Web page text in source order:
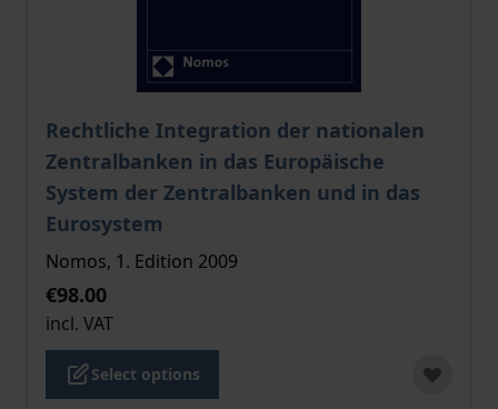
Rechtliche Integration der nationalen
Zentralbanken in das Europäische
System der Zentralbanken und in das
Eurosystem
The price depends on the options chosen on the
Nomos, 1. Edition 2009
€98.00
incl. VAT
Select options